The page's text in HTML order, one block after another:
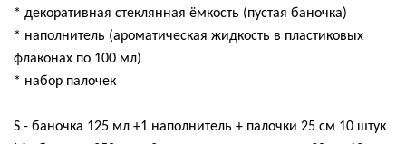
* декоративная стеклянная ёмкость (пустая баночка)
* наполнитель (ароматическая жидкость в пластиковых
флаконах по 100 мл)
* набор палочек
S - баночка 125 мл +1 наполнитель + палочки 25 см 10 штук